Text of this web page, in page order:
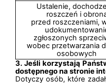
Ustalenie,
roszczeń i
przed roszczeniami,
zgłoszonych
wobec przetwarzania
osobowych
3. Jeśli korzystają
dostępnego na stronie
Dotyczy osób, które